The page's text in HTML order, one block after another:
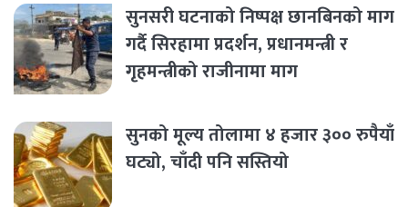
सुनसरी घटनाको निष्पक्ष छानबिनको माग
गर्दै सिरहामा प्रदर्शन, प्रधानमन्त्री र
गृहमन्त्रीको राजीनामा माग
सुनको मूल्य तोलामा ४ हजार ३०० रुपैयाँ
घट्यो, चाँदी पनि सस्तियो